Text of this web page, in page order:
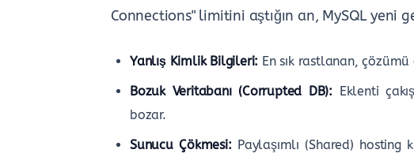
Connections" limitini aştığın an, MySQL yeni
Yanlış Kimlik Bilgileri: En sık rastlanan,
Bozuk Veritabanı (Corrupted DB): Eklenti
bozar.
Sunucu Çökmesi: Paylaşımlı (Shared) hosting